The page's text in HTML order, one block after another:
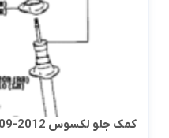
کمک جلو لکسوس IS300 2009-2012 سدان